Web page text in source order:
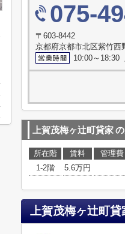
075-
〒603-8442
京都府京都市北区紫竹西
10:00～18:30
上賀茂梅ヶ辻町貸家
所在階 賃料 管理
1-2階
5.6万円
上賀茂梅ヶ辻町貸